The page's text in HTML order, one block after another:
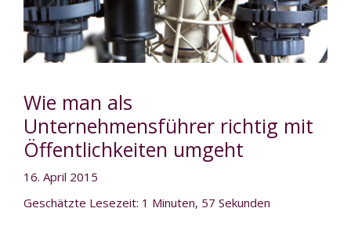
Wie man als
Unternehmensführer richtig mit
Öffentlichkeiten umgeht
16. April 2015
Geschätzte Lesezeit: 1 Minuten, 57 Sekunden